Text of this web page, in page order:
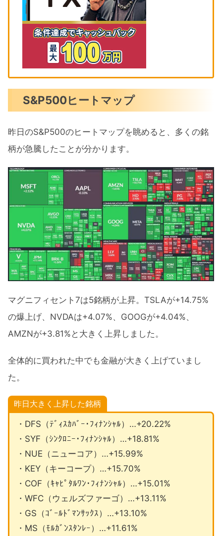
S&P500ヒートマップ
昨日のS&P500のヒートマップを眺めると、多くの銘
柄が急騰したことが分かります。
マグニフィセント7は5銘柄が上昇。TSLAが+14.75%
の爆上げ、NVDAは+4.07%、GOOGが+4.04%、
AMZNが+3.81%と大きく上昇しました。
全体的に買われた中でも金融が大きく上げていまし
た。
昨日大きく上昇した銘柄
・DFS（ﾃﾞｨｽｶﾊﾞｰ･ﾌｨﾅﾝｼｬﾙ）…+20.22%
・SYF（ｼﾝｸﾛﾆｰ･ﾌｨﾅﾝｼｬﾙ）…+18.81%
・NUE（ニューコア）…+15.99%
・KEY（キーコープ）…+15.70%
・COF（ｷｬﾋﾟﾀﾙﾜﾝ･ﾌｨﾅﾝｼｬﾙ）…+15.01%
・WFC（ウェルズファーゴ）…+13.11%
・GS（ｺﾞｰﾙﾄﾞﾏﾝｻｯｸｽ）…+13.10%
・MS（ﾓﾙｶﾞﾝｽﾀﾝﾚｰ）…+11.61%